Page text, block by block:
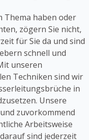
Thema haben oder
zögern Sie nicht,
für Sie da und sind
schnell und
unseren
Techniken sind wir
in
Unsere
zuvorkommend
Arbeitsweise
sind jederzeit